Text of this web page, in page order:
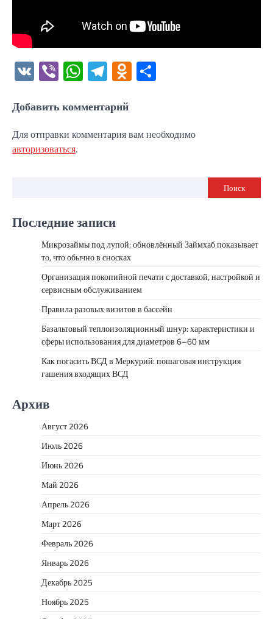
VK ViberWhatsApp
Telegram
Odnoklassniki
Добавить комментарий
Для отправки комментария вам необходимо
авторизоваться.
Поиск
Последние записи
Микрозаймы под лупой: обновлённый Займхаб показывает
то, что обычно в сносках
Организация покопийной печати с доставкой, настройкой и
сервисным обслуживанием
Правила разовых визитов в бассейн
Базальтовый теплоизоляционный шнур: характеристики и
сферы использования для диаметров 6–60 мм
Как погасить ВСД в Меркурий: пошаговая инструкция
гашения входящих ВСД
Архив
Август 2026
Июль 2026
Июнь 2026
Май 2026
Апрель 2026
Март 2026
Февраль 2026
Январь 2026
Декабрь 2025
Ноябрь 2025